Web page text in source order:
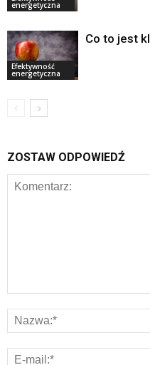
energetyczna
Efektywność
energetyczna
Co to jest
ZOSTAW ODPOWIEDŹ